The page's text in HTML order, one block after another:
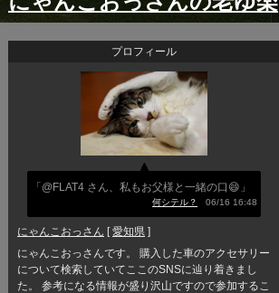
プロフィール
「@FLAT4 さん、私もお父様と一緒の口😄」
何シテル？ 06/16 16:48
にゃんこおっさん [愛知県 ]
にゃんこおっさんです。 購入した車のアクセサリー
について検索していてここのSNSに辿り着きまし
た。 参考になる情報が盛り沢山ですので参加するこ